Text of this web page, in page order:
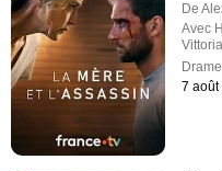
De
Avec
Drame
7 août